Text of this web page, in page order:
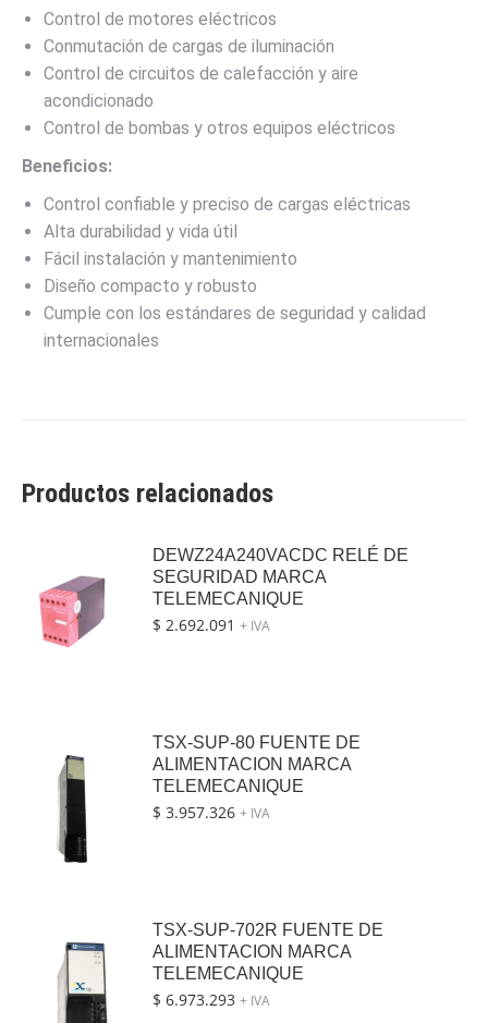
Control de motores eléctricos
Conmutación de cargas de iluminación
Control de circuitos de calefacción y aire
acondicionado
Control de bombas y otros equipos eléctricos
Beneficios:
Control confiable y preciso de cargas eléctricas
Alta durabilidad y vida útil
Fácil instalación y mantenimiento
Diseño compacto y robusto
Cumple con los estándares de seguridad y calidad
internacionales
Productos relacionados
DEWZ24A240VACDC RELÉ DE
SEGURIDAD MARCA
TELEMECANIQUE
$ 2.692.091 + IVA
TSX-SUP-80 FUENTE DE
ALIMENTACION MARCA
TELEMECANIQUE
$ 3.957.326 + IVA
TSX-SUP-702R FUENTE DE
ALIMENTACION MARCA
TELEMECANIQUE
$ 6.973.293 + IVA